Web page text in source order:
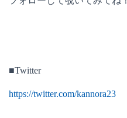
■Twitter
https://twitter.com/kannora23